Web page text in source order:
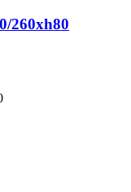
260xh80